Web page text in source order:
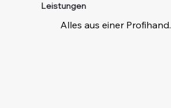
Leistungen
Alles aus einer Profihand.